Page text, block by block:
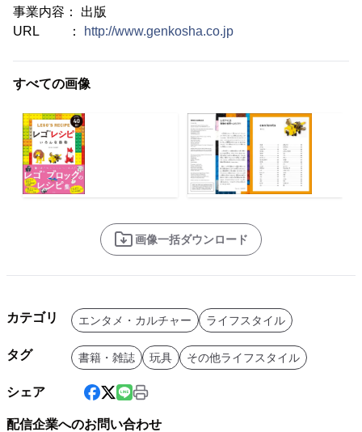
事業内容： 出版
URL ：
http://www.genkosha.co.jp
すべての画像
画像一括ダウンロード
カテゴリ エンタメ・カルチャー ライフスタイル
タグ 書籍・雑誌 玩具 その他ライフスタイル
シェア
配信企業へのお問い合わせ